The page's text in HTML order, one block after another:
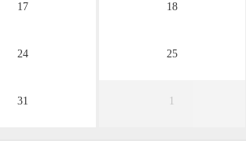
17 18
24 25
31 1